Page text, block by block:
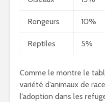
Rongeurs 10%
Reptiles 5%
Comme le montre le
variété d’animaux de
l’adoption dans les